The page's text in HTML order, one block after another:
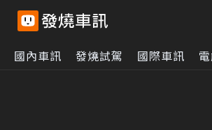
國內車訊 發燒試駕 國際車訊